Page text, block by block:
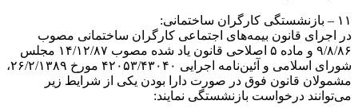
۱۱ – بازنشستگی کارگران ساختمانی:
در اجرای قانون بیمه‌های اجتماعی کارگران ساختمانی مصوب
۹/۸/۸۶ و ماده ۵ اصلاحی قانون یاد شده مصوب ۱۴/۱۲/۸۷ مجلس
شورای اسلامی و آئین‌نامه اجرایی ۴۲۰۵۳/۴۳۰۴۰ مورخ ۲۶/۲/۱۳۸۹،
مشمولان قانون فوق در صورت دارا بودن یکی از شرایط زیر
می‌توانند درخواست بازنشستگی نمایند: